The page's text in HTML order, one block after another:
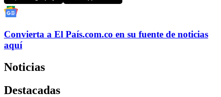
Convierta a El País.com.co en su fuente de noticias
aquí
Noticias
Destacadas